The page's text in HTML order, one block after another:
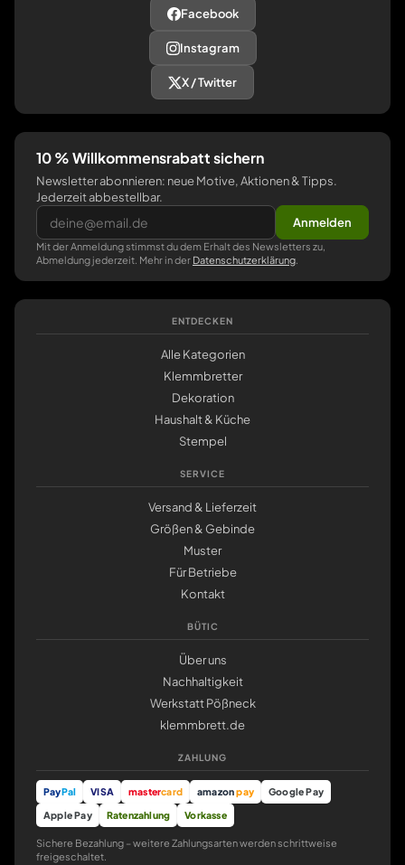
Facebook
Instagram
X / Twitter
10 % Willkommensrabatt sichern
Newsletter abonnieren: neue Motive, Aktionen & Tipps.
Jederzeit abbestellbar.
Anmelden
Mit der Anmeldung stimmst du dem Erhalt des Newsletters zu,
Abmeldung jederzeit. Mehr in der Datenschutzerklärung
ENTDECKEN
Alle Kategorien
Klemmbretter
Dekoration
Haushalt & Küche
Stempel
SERVICE
Versand & Lieferzeit
Größen & Gebinde
Muster
Für Betriebe
Kontakt
BÜTIC
Über uns
Nachhaltigkeit
Werkstatt Pößneck
klemmbrett.de
ZAHLUNG
PayPal VISA mastercard amazonpay
Google Pay
Apple Pay
Ratenzahlung Vorkasse
Sichere Bezahlung – weitere Zahlungsarten werden schrittweise
freigeschaltet.